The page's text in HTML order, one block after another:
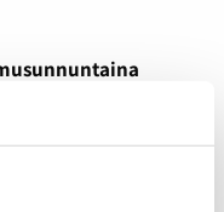
Anniina kävi
siellä
virpojia ja päästiin